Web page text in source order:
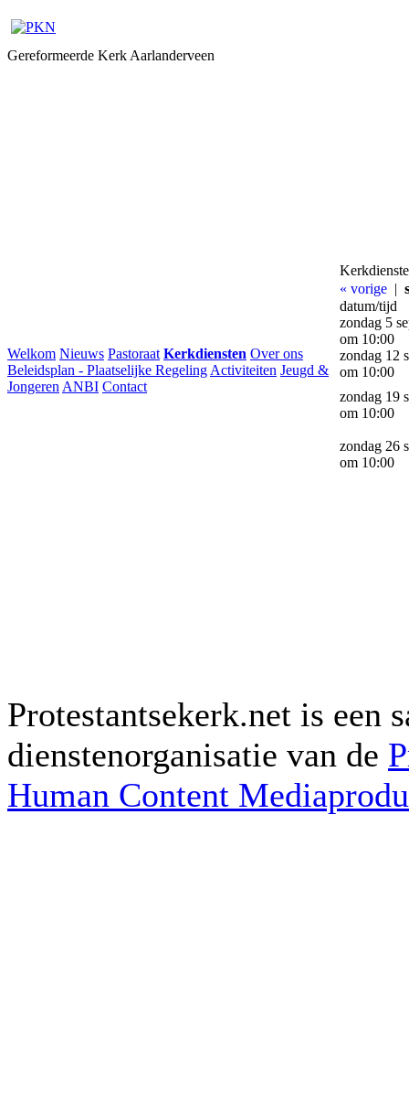
Gereformeerde Kerk Aarlanderveen
Welkom Nieuws Pastoraat Kerkdiensten Over ons
Beleidsplan - Plaatselijke Regeling Activiteiten Jeugd &
Jongeren ANBI Contact
« vorige |
datum/tijd
zondag 5
om 10:00
zondag 12
om 10:00
zondag 19
om 10:00
zondag 26
om 10:00
Protestantsekerk.net is een
dienstenorganisatie van de
Human Content